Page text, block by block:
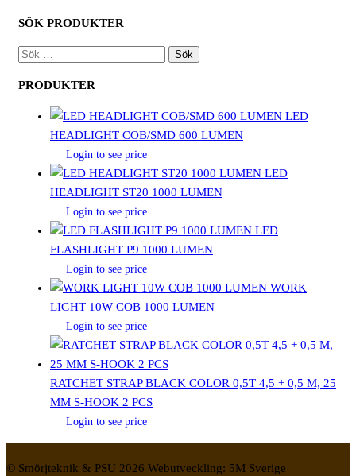
SÖK PRODUKTER
SÖK
PRODUKTER
LED
HEADLIGHT COB/SMD 600 LUMEN
Login to see price
LED
HEADLIGHT ST20 1000 LUMEN
Login to see price
LED
FLASHLIGHT P9 1000 LUMEN
Login to see price
WORK
LIGHT 10W COB 1000 LUMEN
Login to see price
RATCHET STRAP BLACK COLOR 0,5T 4,5 + 0,5 M, 25
MM S-HOOK 2 PCS
Login to see price
© Smörjteknik & PSU 2026 Webutveckling: 5M Sverige